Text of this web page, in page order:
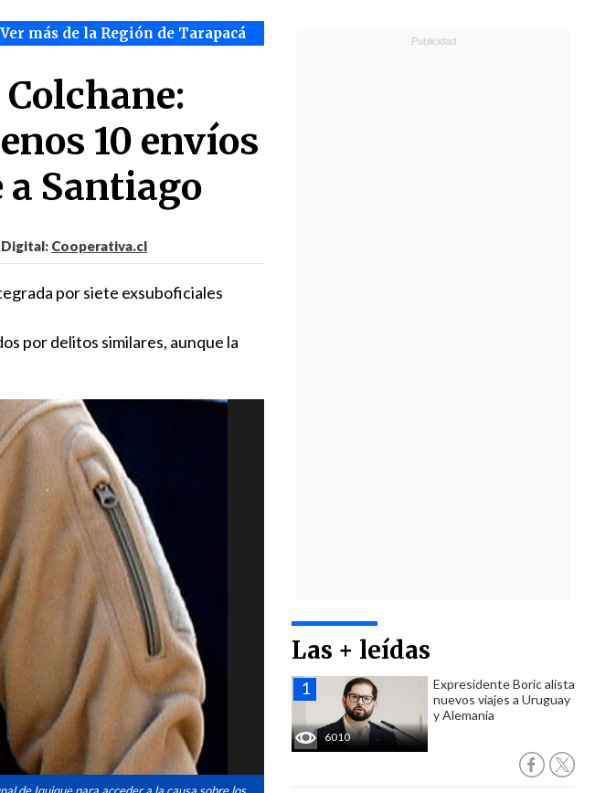
Ver más de la Región de Tarapacá
10 envíos
a Santiago
Cooperativa.cl
por siete exsuboficiales
por delitos similares, aunque la
Las + leídas
6010
Expresidente Boric alista
nuevos viajes a Uruguay
y Alemania